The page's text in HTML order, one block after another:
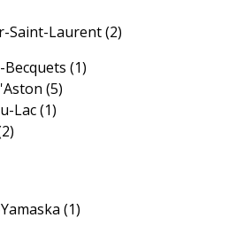
Saint-Laurent(2)
Becquets(1)
(5)
Lac(1)
(1)